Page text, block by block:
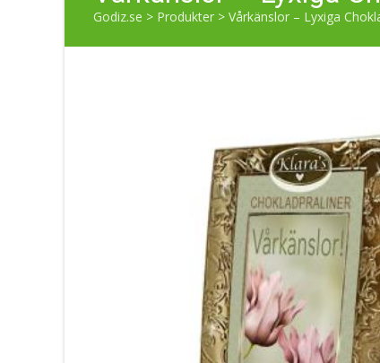
Godiz.se > Produkter > Vårkänslor – Lyxiga